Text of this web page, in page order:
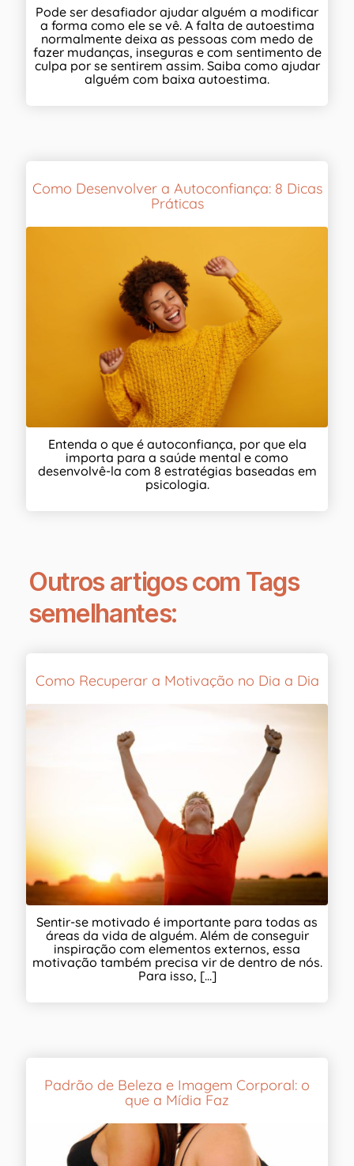
Pode ser desafiador ajudar alguém a modificar
a forma como ele se vê. A falta de autoestima
normalmente deixa as pessoas com medo de
fazer mudanças, inseguras e com sentimento de
culpa por se sentirem assim. Saiba como ajudar
alguém com baixa autoestima.
Como Desenvolver a Autoconfiança: 8 Dicas
Práticas
Entenda o que é autoconfiança, por que ela
importa para a saúde mental e como
desenvolvê-la com 8 estratégias baseadas em
psicologia.
Outros artigos com Tags
semelhantes:
Como Recuperar a Motivação no Dia a Dia
Sentir-se motivado é importante para todas as
áreas da vida de alguém. Além de conseguir
inspiração com elementos externos, essa
motivação também precisa vir de dentro de nós.
Para isso, [...]
Padrão de Beleza e Imagem Corporal: o
que a Mídia Faz